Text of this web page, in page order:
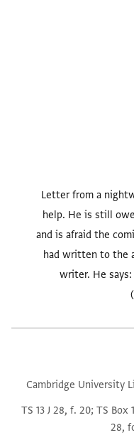
Letter from a
help. He is still
and is afraid the
had written to the
writer. He
Cambridge University
TS 13 J 28, f. 20; TS Box
28,